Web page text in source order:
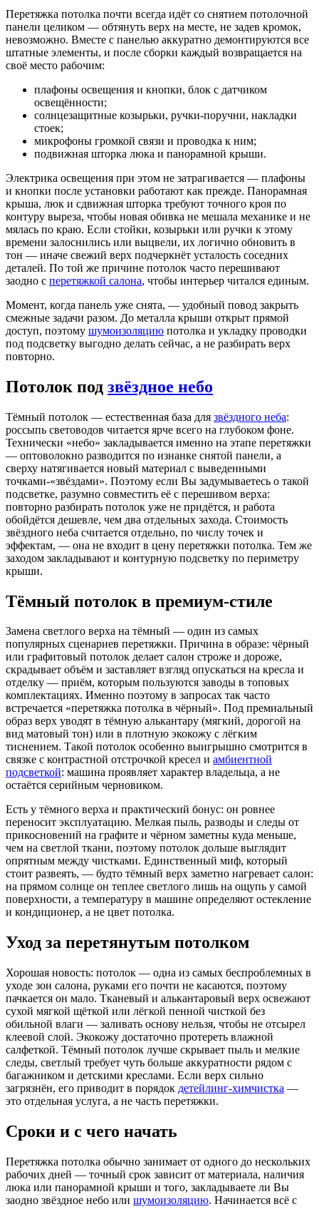
Перетяжка потолка почти всегда идёт со снятием потолочной
панели целиком — обтянуть верх на месте, не задев кромок,
невозможно. Вместе с панелью аккуратно демонтируются все
штатные элементы, и после сборки каждый возвращается на
своё место рабочим:
плафоны освещения и кнопки, блок с датчиком
освещённости;
солнцезащитные козырьки, ручки-поручни, накладки
стоек;
микрофоны громкой связи и проводка к ним;
подвижная шторка люка и панорамной крыши.
Электрика освещения при этом не затрагивается — плафоны
и кнопки после установки работают как прежде. Панорамная
крыша, люк и сдвижная шторка требуют точного кроя по
контуру выреза, чтобы новая обивка не мешала механике и не
мялась по краю. Если стойки, козырьки или ручки к этому
времени залоснились или выцвели, их логично обновить в
тон — иначе свежий верх подчеркнёт усталость соседних
деталей. По той же причине потолок часто перешивают
заодно с перетяжкой салона, чтобы интерьер читался единым.
Момент, когда панель уже снята, — удобный повод закрыть
смежные задачи разом. До металла крыши открыт прямой
доступ, поэтому шумоизоляцию потолка и укладку проводки
под подсветку выгодно делать сейчас, а не разбирать верх
повторно.
Потолок под звёздное небо
Тёмный потолок — естественная база для звёздного неба:
россыпь световодов читается ярче всего на глубоком фоне.
Технически «небо» закладывается именно на этапе перетяжки
— оптоволокно разводится по изнанке снятой панели, а
сверху натягивается новый материал с выведенными
точками-«звёздами». Поэтому если Вы задумываетесь о такой
подсветке, разумно совместить её с перешивом верха:
повторно разбирать потолок уже не придётся, и работа
обойдётся дешевле, чем два отдельных захода. Стоимость
звёздного неба считается отдельно, по числу точек и
эффектам, — она не входит в цену перетяжки потолка. Тем же
заходом закладывают и контурную подсветку по периметру
крыши.
Тёмный потолок в премиум-стиле
Замена светлого верха на тёмный — один из самых
популярных сценариев перетяжки. Причина в образе: чёрный
или графитовый потолок делает салон строже и дороже,
скрадывает объём и заставляет взгляд опускаться на кресла и
отделку — приём, которым пользуются заводы в топовых
комплектациях. Именно поэтому в запросах так часто
встречается «перетяжка потолка в чёрный». Под премиальный
образ верх уводят в тёмную алькантару (мягкий, дорогой на
вид матовый тон) или в плотную экокожу с лёгким
тиснением. Такой потолок особенно выигрышно смотрится в
связке с контрастной отстрочкой кресел и амбиентной
подсветкой: машина проявляет характер владельца, а не
остаётся серийным черновиком.
Есть у тёмного верха и практический бонус: он ровнее
переносит эксплуатацию. Мелкая пыль, разводы и следы от
прикосновений на графите и чёрном заметны куда меньше,
чем на светлой ткани, поэтому потолок дольше выглядит
опрятным между чистками. Единственный миф, который
стоит развеять, — будто тёмный верх заметно нагревает салон:
на прямом солнце он теплее светлого лишь на ощупь у самой
поверхности, а температуру в машине определяют остекление
и кондиционер, а не цвет потолка.
Уход за перетянутым потолком
Хорошая новость: потолок — одна из самых беспроблемных в
уходе зон салона, руками его почти не касаются, поэтому
пачкается он мало. Тканевый и алькантаровый верх освежают
сухой мягкой щёткой или лёгкой пенной чисткой без
обильной влаги — заливать основу нельзя, чтобы не отсырел
клеевой слой. Экокожу достаточно протереть влажной
салфеткой. Тёмный потолок лучше скрывает пыль и мелкие
следы, светлый требует чуть больше аккуратности рядом с
багажником и детскими креслами. Если верх сильно
загрязнён, его приводит в порядок детейлинг-химчистка —
это отдельная услуга, а не часть перетяжки.
Сроки и с чего начать
Перетяжка потолка обычно занимает от одного до нескольких
рабочих дней — точный срок зависит от материала, наличия
люка или панорамной крыши и того, закладываете ли Вы
заодно звёздное небо или шумоизоляцию. Начинается всё с